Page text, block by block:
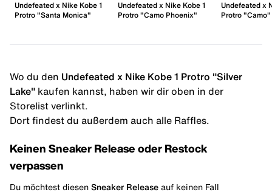
Undefeated x Nike Kobe 1
Protro "Santa Monica"
Undefeated x Nike Kobe 1
Protro "Camo Phoenix"
Undefeated x
Protro "Camo"
Wo du den Undefeated x Nike Kobe 1 Protro "Silver
Lake" kaufen kannst, haben wir dir oben in der
Storelist verlinkt.
Dort findest du außerdem auch alle Raffles.
Keinen Sneaker Release oder Restock
verpassen
Du möchtest diesen Sneaker Release auf keinen Fall